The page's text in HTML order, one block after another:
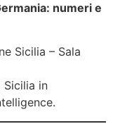
numeri e
Sicilia – Sala
Sicilia in